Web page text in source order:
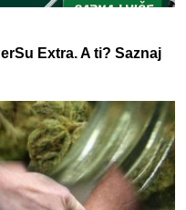
Extra. A ti? Saznaj